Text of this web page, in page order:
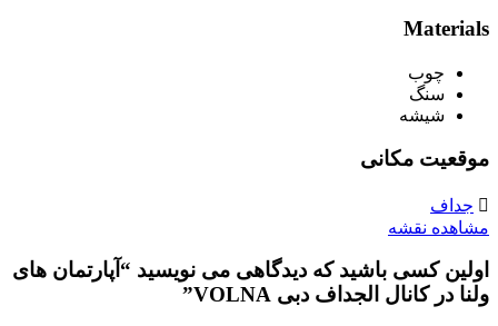
Materials
چوب
سنگ
شیشه
موقعیت مکانی
جداف
مشاهده نقشه
اولین کسی باشید که دیدگاهی می نویسید “آپارتمان های
ولنا در کانال الجداف دبی VOLNA”